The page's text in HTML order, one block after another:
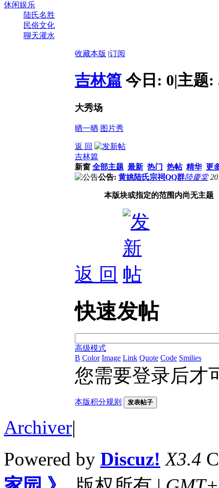
休闲娱乐
陆氏名胜
民俗文化
聊天灌水
收藏本版 |订阅
吉林篇 今日: 0|主题:
大秀场
晒一晒 图片秀
返 回
吉林篇
新窗 全部主题 最新 热门 热帖 精华 更
公告: 黄姚陆氏宗祠QQ群陸慶棠
本版块或指定的范围内尚无主题
返 回
快速发帖
高级模式
B Color Image Link Quote Code Smilies
您需要登录后才
本版积分规则 发表帖子
Archiver|
Powered by Discuz! X3.4